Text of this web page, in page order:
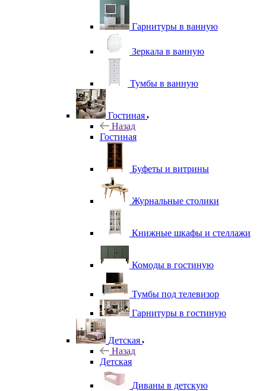
Гарнитуры в ванную
Зеркала в ванную
Тумбы в ванную
Гостиная
Назад
Гостиная
Буфеты и витрины
Журнальные столики
Книжные шкафы и стеллажи
Комоды в гостиную
Тумбы под телевизор
Гарнитуры в гостиную
Детская
Назад
Детская
Диваны в детскую